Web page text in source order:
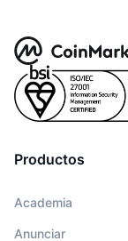
Productos
Academia
Anunciar